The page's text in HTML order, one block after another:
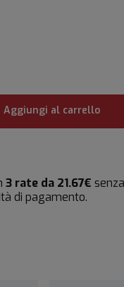
Aggiungi al carrello
3 rate da 21.67€
di pagamento.